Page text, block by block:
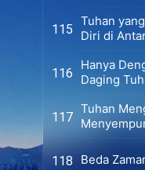
115
Tuhan
Diri di
116
Hanya
Daging
117
Tuhan
118
Beda